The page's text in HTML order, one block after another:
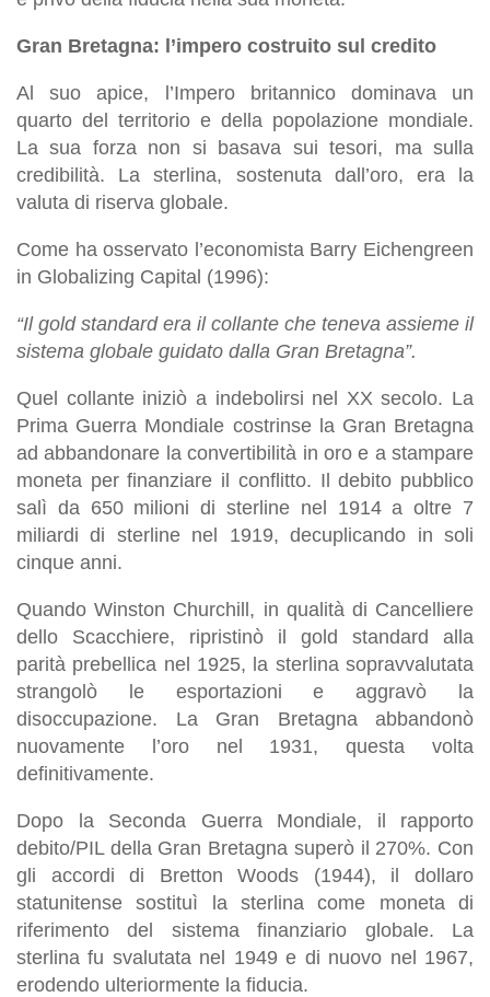
Gran Bretagna: l’impero costruito sul credito
Al suo apice, l’Impero britannico dominava un
quarto del territorio e della popolazione mondiale.
La sua forza non si basava sui tesori, ma sulla
credibilità. La sterlina, sostenuta dall’oro, era la
valuta di riserva globale.
Come ha osservato l’economista Barry Eichengreen
in Globalizing Capital (1996):
“Il gold standard era il collante che teneva assieme il
sistema globale guidato dalla Gran Bretagna”.
Quel collante iniziò a indebolirsi nel XX secolo. La
Prima Guerra Mondiale costrinse la Gran Bretagna
ad abbandonare la convertibilità in oro e a stampare
moneta per finanziare il conflitto. Il debito pubblico
salì da 650 milioni di sterline nel 1914 a oltre 7
miliardi di sterline nel 1919, decuplicando in soli
cinque anni.
Quando Winston Churchill, in qualità di Cancelliere
dello Scacchiere, ripristinò il gold standard alla
parità prebellica nel 1925, la sterlina sopravvalutata
strangolò le esportazioni e aggravò la
disoccupazione. La Gran Bretagna abbandonò
nuovamente l’oro nel 1931, questa volta
definitivamente.
Dopo la Seconda Guerra Mondiale, il rapporto
debito/PIL della Gran Bretagna superò il 270%. Con
gli accordi di Bretton Woods (1944), il dollaro
statunitense sostituì la sterlina come moneta di
riferimento del sistema finanziario globale. La
sterlina fu svalutata nel 1949 e di nuovo nel 1967,
erodendo ulteriormente la fiducia.